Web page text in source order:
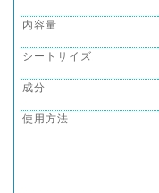
内容量
シートサイズ
成分
使用方法